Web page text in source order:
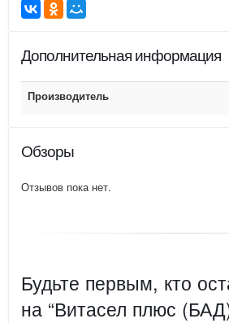
Дополнительная информация
Производитель
Обзоры
Отзывов пока нет.
Будьте первым, кто
на “Витасел плюс